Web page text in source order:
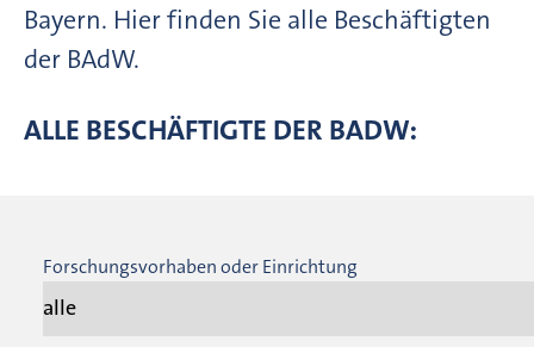
Bayern. Hier finden Sie alle Beschäftigten
der BAdW.
ALLE BESCHÄFTIGTE DER BADW:
Forschungsvorhaben oder Einrichtung